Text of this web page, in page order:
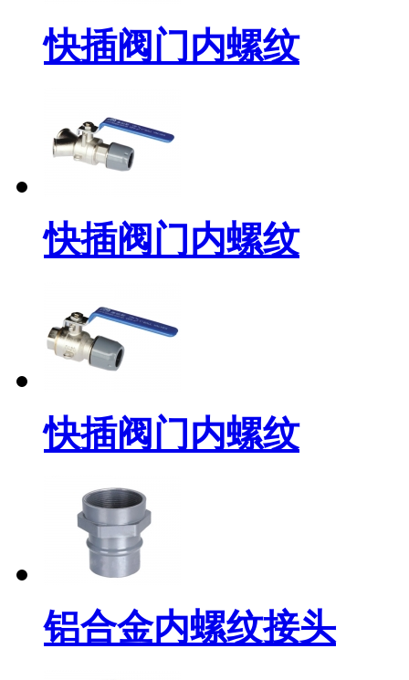
快插阀门内螺纹
快插阀门内螺纹
快插阀门内螺纹
铝合金内螺纹接头